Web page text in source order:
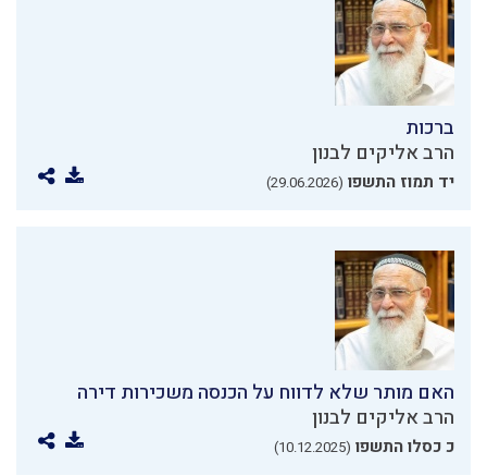
ברכות
הרב אליקים לבנון
יד תמוז התשפו (29.06.2026)
האם מותר שלא לדווח על הכנסה משכירות דירה
הרב אליקים לבנון
כ כסלו התשפו (10.12.2025)